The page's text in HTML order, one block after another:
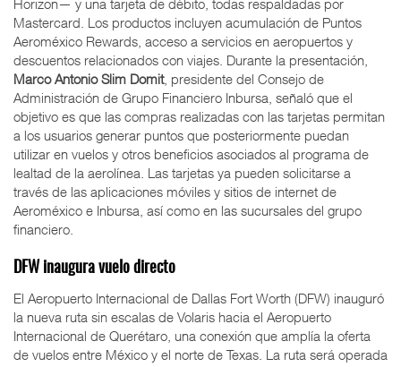
Horizon— y una tarjeta de débito, todas respaldadas por
Mastercard. Los productos incluyen acumulación de Puntos
Aeroméxico Rewards, acceso a servicios en aeropuertos y
descuentos relacionados con viajes. Durante la presentación,
Marco Antonio Slim Domit, presidente del Consejo de
Administración de Grupo Financiero Inbursa, señaló que el
objetivo es que las compras realizadas con las tarjetas permitan
a los usuarios generar puntos que posteriormente puedan
utilizar en vuelos y otros beneficios asociados al programa de
lealtad de la aerolínea. Las tarjetas ya pueden solicitarse a
través de las aplicaciones móviles y sitios de internet de
Aeroméxico e Inbursa, así como en las sucursales del grupo
financiero.
DFW inaugura vuelo directo
El Aeropuerto Internacional de Dallas Fort Worth (DFW) inauguró
la nueva ruta sin escalas de Volaris hacia el Aeropuerto
Internacional de Querétaro, una conexión que amplía la oferta
de vuelos entre México y el norte de Texas. La ruta será operada